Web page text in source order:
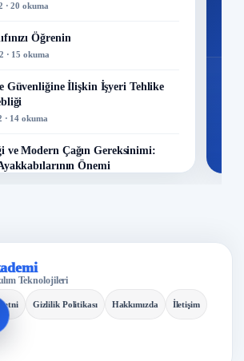
· 20 okuma
Öğrenin
· 15 okuma
Güvenliğine İlişkin İşyeri Tehlike
· 14 okuma
ve Modern Çağın Gereksinimi:
Önemi
13 okuma
Hizmetleri Kontrol Listesi
· 7 okuma
Bunları Yapmayın!
Teknolojileri
Gizlilik Politikası Hakkımızda İletişim